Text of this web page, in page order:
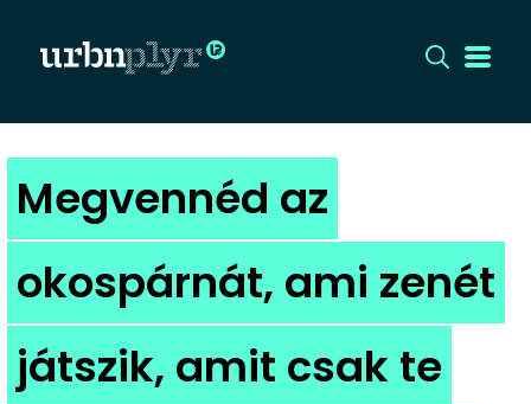
CÍMLAP
DIZÁJN
DIVAT
HIP
Megvennéd az
okospárnát, ami zenét
játszik, amit csak te